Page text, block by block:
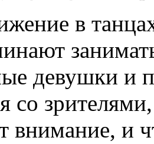
в
девушки и
со
внимание, и